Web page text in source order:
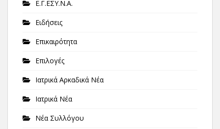
Ε.Γ.ΕΣΥ.Ν.Α.
Ειδήσεις
Επικαιρότητα
Επιλογές
Ιατρικά Αρκαδικά Νέα
Ιατρικά Νέα
Νέα Συλλόγου